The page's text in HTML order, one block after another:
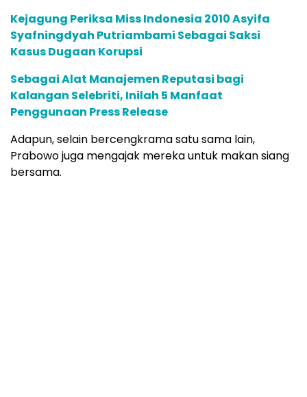
Kejagung Periksa Miss Indonesia 2010 Asyifa
Syafningdyah Putriambami Sebagai Saksi
Kasus Dugaan Korupsi
Sebagai Alat Manajemen Reputasi bagi
Kalangan Selebriti, Inilah 5 Manfaat
Penggunaan Press Release
Adapun, selain bercengkrama satu sama lain,
Prabowo juga mengajak mereka untuk makan siang
bersama.